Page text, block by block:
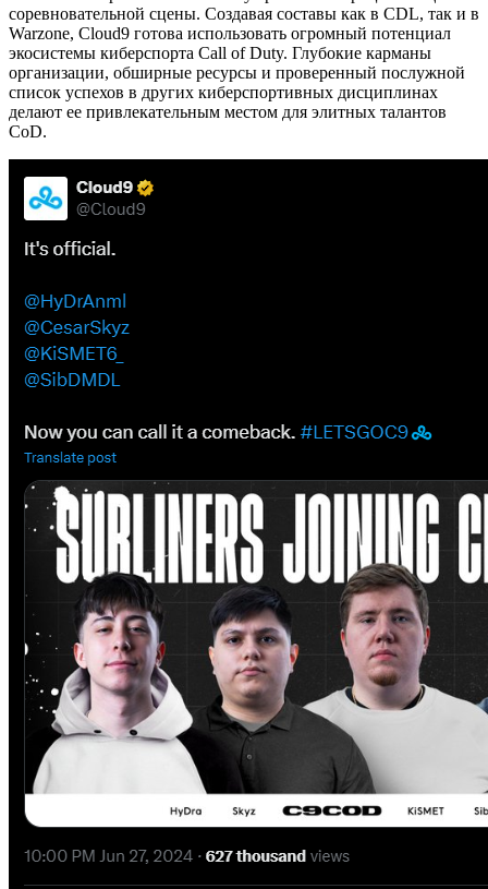
соревновательной сцены. Создавая составы как в CDL, так и в
Warzone, Cloud9 готова использовать огромный потенциал
экосистемы киберспорта Call of Duty. Глубокие карманы
организации, обширные ресурсы и проверенный послужной
список успехов в других киберспортивных дисциплинах
делают ее привлекательным местом для элитных талантов
CoD.